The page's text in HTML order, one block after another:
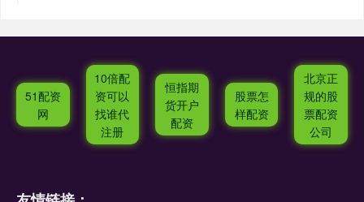
51配资
网
10倍配
资可以
找谁代
注册
恒指期
货开户
配资
股票怎
样配资
北京正
规的股
票配资
公司